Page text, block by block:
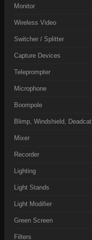
Monitor
Wireless Video
Switcher / Splitter
Capture Devices
Teleprompter
Microphone
Boompole
Blimp, Windshield, Deadcat
Mixer
Recorder
Lighting
Light Stands
Light Modifier
Green Screen
Filters